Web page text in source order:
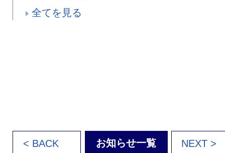
全てを見る
< BACK お知らせ一覧 NEXT >